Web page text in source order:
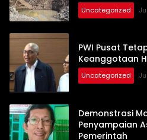
Uncategorized
PWI Pusat
Keanggotaan
Uncategorized
Demonstrasi
Penyampaian
Pemerintah